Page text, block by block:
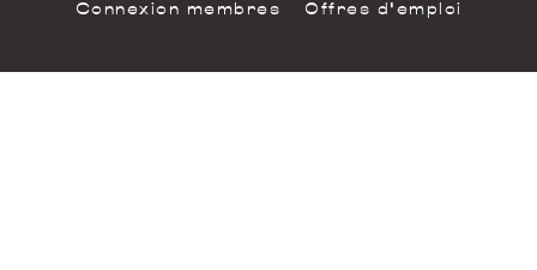
Connexion membres Offres d'emploi